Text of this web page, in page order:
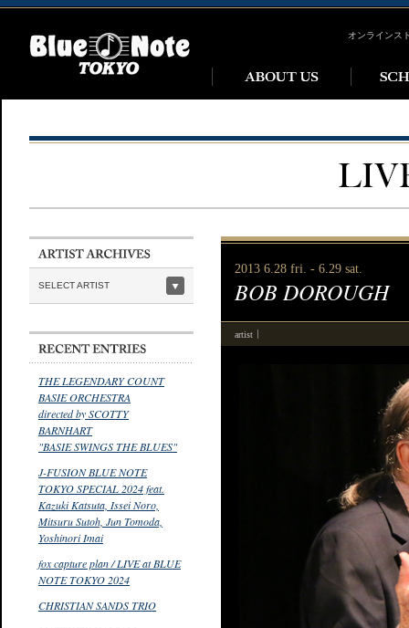
オンラインス
SELECT ARTIST
THE LEGENDARY COUNT
BASIE ORCHESTRA
directed by SCOTTY
BARNHART
"BASIE SWINGS THE BLUES"
J-FUSION BLUE NOTE
TOKYO SPECIAL 2024 feat.
Kazuki Katsuta, Issei Noro,
Mitsuru Sutoh, Jun Tomoda,
Yoshinori Imai
fox capture plan / LIVE at BLUE
NOTE TOKYO 2024
CHRISTIAN SANDS TRIO
2013 6.28 fri. - 6.29 sat.
BOB DOROUGH
artist